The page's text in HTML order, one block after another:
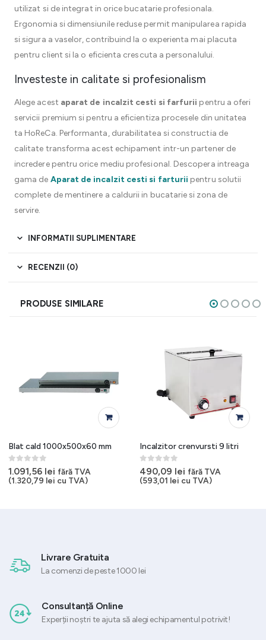
utilizat si de integrat in orice bucatarie profesionala.
Ergonomia si dimensiunile reduse permit manipularea rapida
si sigura a vaselor, contribuind la o experienta mai placuta
pentru client si la o eficienta crescuta a personalului.
Investeste in calitate si profesionalism
Alege acest aparat de incalzit cesti si farfurii pentru a oferi
servicii premium si pentru a eficientiza procesele din unitatea
ta HoReCa. Performanta, durabilitatea si constructia de
calitate transforma acest echipament intr-un partener de
incredere pentru orice mediu profesional. Descopera intreaga
gama de Aparat de incalzit cesti si farturii pentru solutii
complete de mentinere a caldurii in bucatarie si zona de
servire.
INFORMATII SUPLIMENTARE
RECENZII (0)
PRODUSE SIMILARE
Blat cald 1000x500x60 mm
0 out of 5
1.091,56 lei fără TVA
(1.320,79 lei cu TVA)
Incalzitor crenvursti 9 litri
0out of 5
490,09 lei fără TVA
(593,01 lei cu TVA)
Livrare Gratuita
La comenzi de peste 1000 lei
Consultanță Online
Experții noștri te ajuta să alegi echipamentul potrivit!